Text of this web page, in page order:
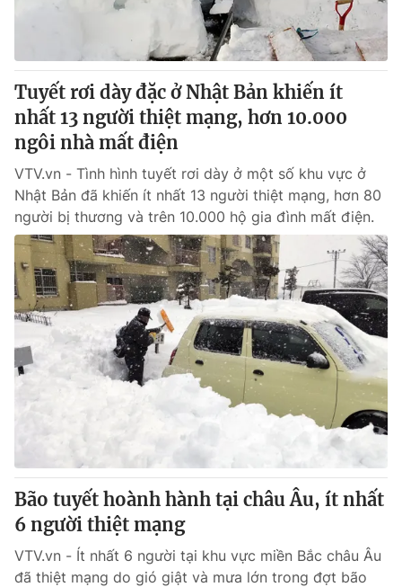
Thế giới đó đây
Câu chuyện quốc tế
Thị trường
Góc doanh nghiệp
Dữ liệu và đời sống
Truyền hình
Phim VTV
Hậu trường
Nhân vật
Khán giả
Giải sao mai
Giải trí
Điện ảnh
Âm nhạc
Sao
Đời sống
Du lịch
Làm đẹp
Chất lượng cuộc sống
Giáo dục
Tuyển sinh
Học trực tuyến
Công nghệ
Hitech Công nghệ tương lai
Sản phẩm
Thị trường
Giao lưu trực tuyến
Lịch phát sóng
Chuyên mục khác
Emagazine Podcast
Photo Infographic
Tuyết rơi dày đặc ở Nhật Bản khiến ít
nhất 13 người thiệt mạng, hơn 10.000
ngôi nhà mất điện
VTV.vn - Tình hình tuyết rơi dày ở một số khu vực ở
Nhật Bản đã khiến ít nhất 13 người thiệt mạng, hơn 80
người bị thương và trên 10.000 hộ gia đình mất điện.
Bão tuyết hoành hành tại châu Âu, ít nhất
6 người thiệt mạng
VTV.vn - Ít nhất 6 người tại khu vực miền Bắc châu Âu
đã thiệt mạng do gió giật và mưa lớn trong đợt bão